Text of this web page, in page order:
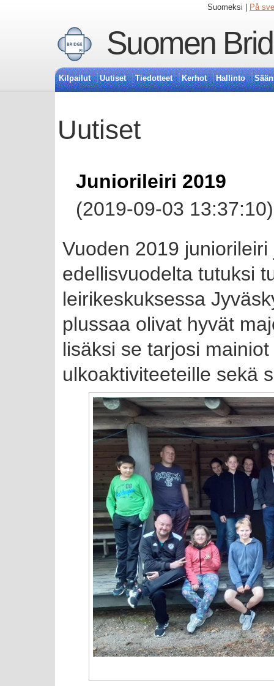
Suomeksi | På
Suomen
Kilpailut Uutiset Tiedotteet Kerhot Hallinto
Uutiset
Juniorileiri 2019
(2019-09-03 13:37:10)
Vuoden 2019
edellisvuodelta tutuksi
leirikeskuksessa
plussaa olivat hyvät
lisäksi se tarjosi
ulkoaktiviteeteille sekä